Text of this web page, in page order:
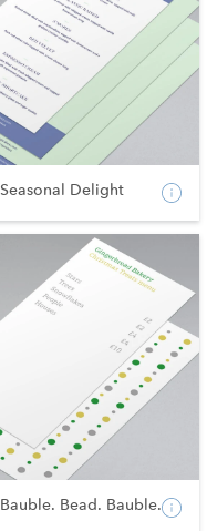
Seasonal Delight
Bauble. Bead. Bauble.